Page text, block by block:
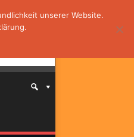
unserer Website.